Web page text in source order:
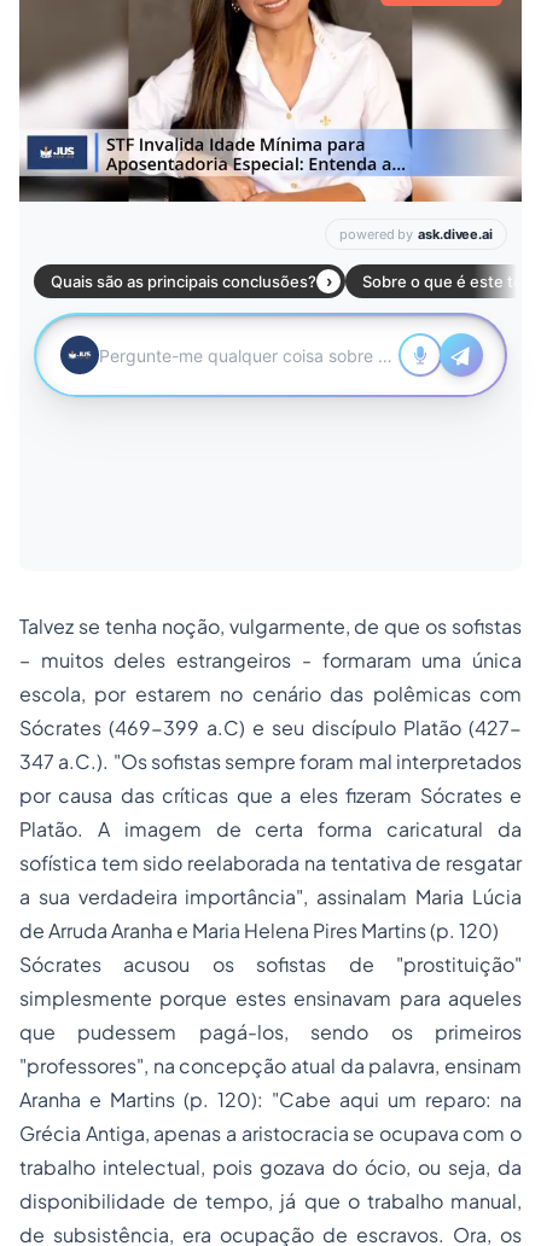
Talvez se tenha noção, vulgarmente, de que os sofistas
– muitos deles estrangeiros - formaram uma única
escola, por estarem no cenário das polêmicas com
Sócrates (469-399 a.C) e seu discípulo Platão (427-
347 a.C.). "Os sofistas sempre foram mal interpretados
por causa das críticas que a eles fizeram Sócrates e
Platão. A imagem de certa forma caricatural da
sofística tem sido reelaborada na tentativa de resgatar
a sua verdadeira importância", assinalam Maria Lúcia
de Arruda Aranha e Maria Helena Pires Martins (p. 120)
Sócrates acusou os sofistas de "prostituição"
simplesmente porque estes ensinavam para aqueles
que pudessem pagá-los, sendo os primeiros
"professores", na concepção atual da palavra, ensinam
Aranha e Martins (p. 120): "Cabe aqui um reparo: na
Grécia Antiga, apenas a aristocracia se ocupava com o
trabalho intelectual, pois gozava do ócio, ou seja, da
disponibilidade de tempo, já que o trabalho manual,
de subsistência, era ocupação de escravos. Ora, os